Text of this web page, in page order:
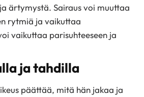
ärtymystä. Sairaus voi muuttaa
rytmiä ja vaikuttaa
vaikuttaa parisuhteeseen ja
ja tahdilla
päättää, mitä hän jakaa ja